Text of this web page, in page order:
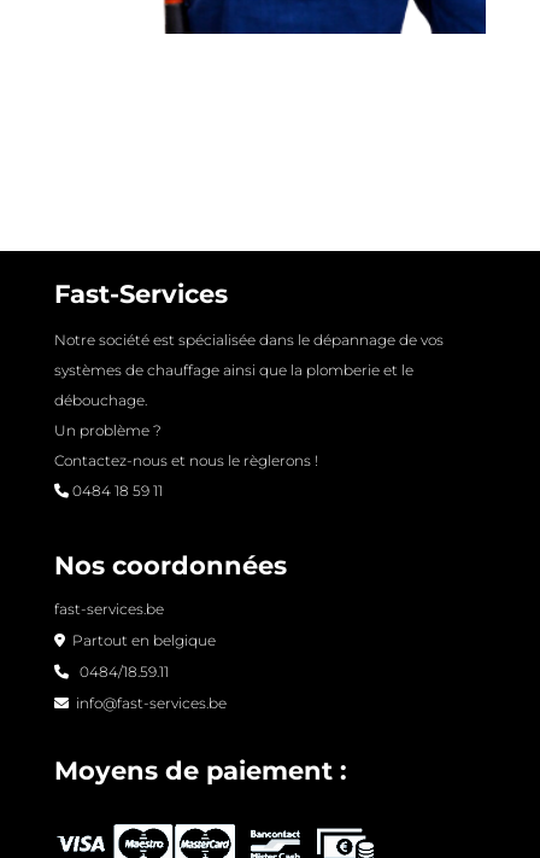
Fast-Services
Notre société est spécialisée dans le dépannage de vos
systèmes de chauffage ainsi que la plomberie et le
débouchage.
Un problème ?
Contactez-nous et nous le règlerons !
0484 18 59 11
Nos coordonnées
fast-services.be
Partout en belgique
0484/18.59.11
info@fast-services.be
Moyens de paiement :